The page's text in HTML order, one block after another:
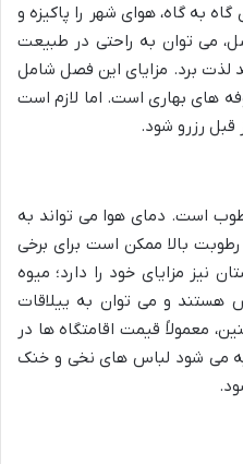
به گاه، هوای شهر را پاکیزه و
می توان به راحتی در طبیعت
لذت برد. مزایای این فصل شامل
های بهاری است. اما لازم است
قبل رزرو شود.
است. دمای هوا می تواند به
و رطوبت بالا ممکن است برای برخی
نیز مزایای خود را دارد؛ میوه
هستند و می توان به ییلاقات
معمولاً قیمت اقامتگاه ها در
می شود لباس های نخی و خنک